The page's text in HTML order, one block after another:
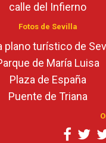
calle del Infierno
Fotos de Sevilla
plano turístico de
de María Luisa
Plaza de España
Puente de Triana